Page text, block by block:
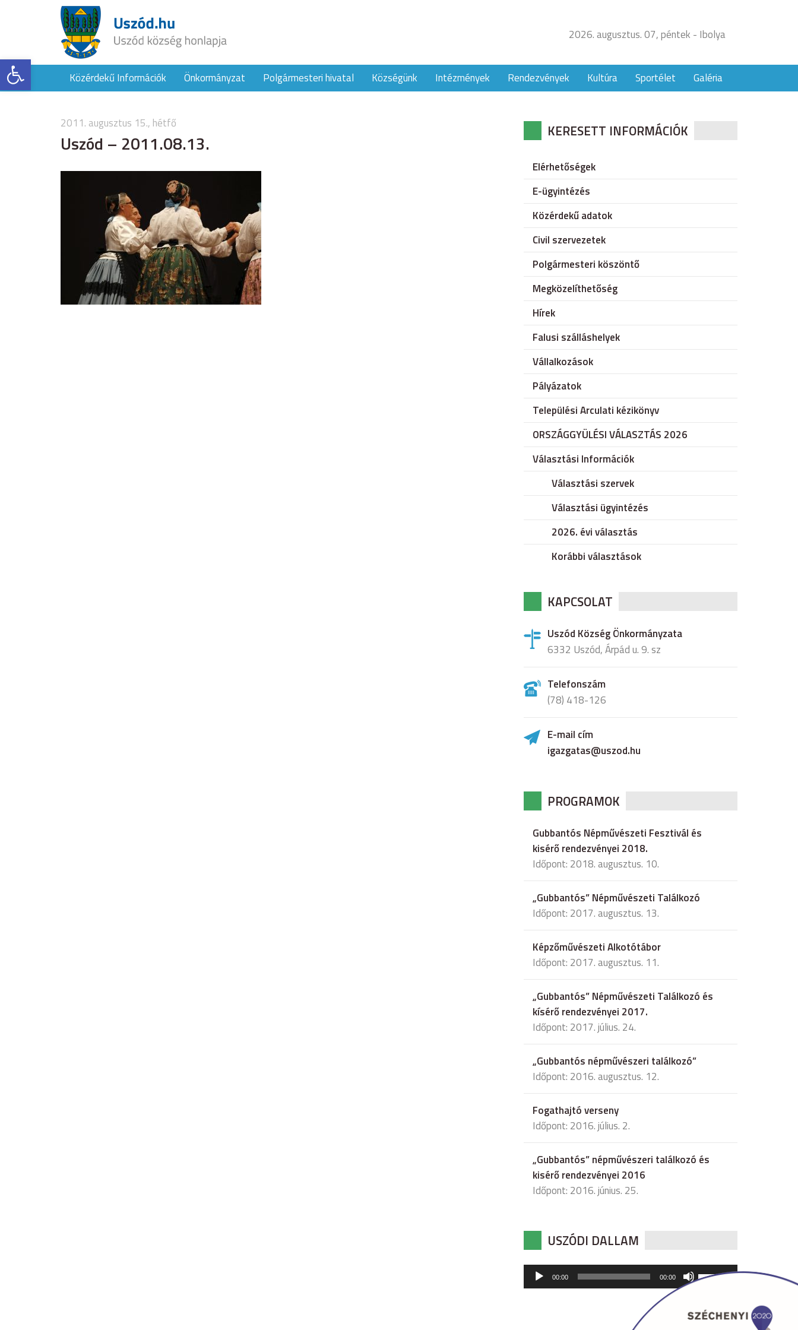
Eszköztár megnyitása
2026. augusztus. 07, péntek - Ibolya
Közérdekű Információk Önkormányzat Polgármesteri hivatal Községünk Intézmények Rendezvények Kultúra Sportélet Galéria
2011. augusztus 15., hétfő
Uszód – 2011.08.13. KERESETT INFORMÁCIÓK
Elérhetőségek
E-ügyintézés
Közérdekű adatok
Civil szervezetek
Polgármesteri köszöntő
Megközelíthetőség
Hírek
Falusi szálláshelyek
Vállalkozások
Pályázatok
Települési Arculati kézikönyv
ORSZÁGGYÜLÉSI VÁLASZTÁS 2026
Választási Információk
Választási szervek
Választási ügyintézés
2026. évi választás
Korábbi választások
KAPCSOLAT
Uszód Község Önkormányzata
6332 Uszód, Árpád u. 9. sz
Telefonszám
(78) 418-126
E-mail cím
igazgatas@uszod.hu
PROGRAMOK
Gubbantós Népművészeti Fesztivál és
kisérő rendezvényei 2018.
Időpont: 2018. augusztus. 10.
„Gubbantós” Népművészeti Találkozó
Időpont: 2017. augusztus. 13.
Képzőművészeti Alkotótábor
Időpont: 2017. augusztus. 11.
„Gubbantós” Népművészeti Találkozó és
kísérő rendezvényei 2017.
Időpont: 2017. július. 24.
„Gubbantós népművészeri találkozó”
Időpont: 2016. augusztus. 12.
Fogathajtó verseny
Időpont: 2016. július. 2.
„Gubbantós” népművészeri találkozó és
kisérő rendezvényei 2016
Időpont: 2016. június. 25.
USZÓDI DALLAM
Audió
lejátszó
00:00 00:00
hangerő
csökkentéséhez